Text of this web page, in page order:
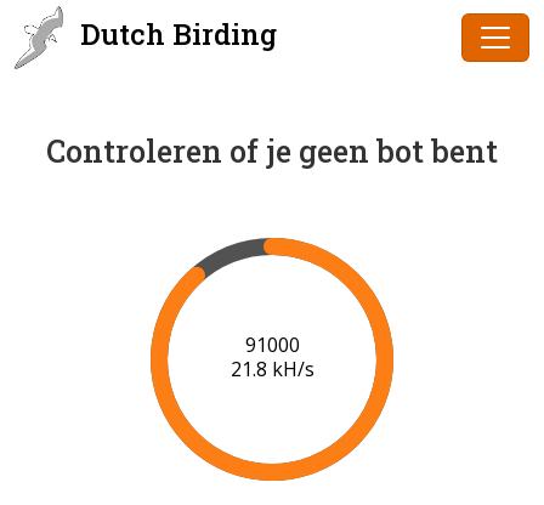
Dutch Birding
Controleren of je geen bot bent
92000
21.1 kH/s